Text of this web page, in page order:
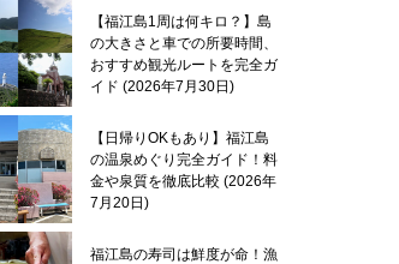
【福江島1周は何キロ？】島
の大きさと車での所要時間、
おすすめ観光ルートを完全ガ
イド 2026年7月30日
【日帰りOKもあり】福江島
の温泉めぐり完全ガイド！料
金や泉質を徹底比較 2026年
7月20日
福江島の寿司は鮮度が命！漁